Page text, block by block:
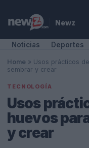
Newz
Noticias Deportes
Home » Usos prácticos
sembrar y crear
TECNOLOGÍA
Usos
huevos
y crear